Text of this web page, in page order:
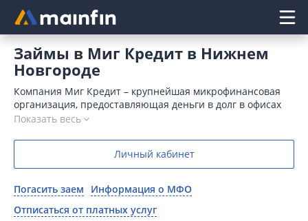
Главное меню
Займы в Миг Кредит в Нижнем
Новгороде
Компания Миг Кредит – крупнейшая микрофинансовая
организация, предоставляющая деньги в долг в офисах
по всей России и дистанционно. В 2026 году клиентам
на сумму до 100000 рублей сроком на 365 дней.
Показать весь
Личный кабинет
Погасить заем
Информация о МФО
Отписаться от платных услуг